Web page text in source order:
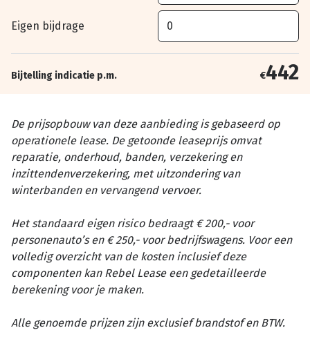
Eigen bijdrage
Bijtelling indicatie p.m. €442
De prijsopbouw van deze aanbieding is gebaseerd op
operationele lease. De getoonde leaseprijs omvat
reparatie, onderhoud, banden, verzekering en
inzittendenverzekering, met uitzondering van
winterbanden en vervangend vervoer.
Het standaard eigen risico bedraagt € 200,- voor
personenauto’s en € 250,- voor bedrijfswagens. Voor een
volledig overzicht van de kosten inclusief deze
componenten kan Rebel Lease een gedetailleerde
berekening voor je maken.
Alle genoemde prijzen zijn exclusief brandstof en BTW.